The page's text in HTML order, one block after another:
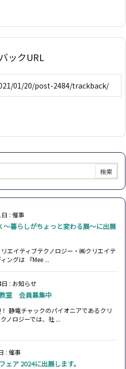
ックURL
: 催事
～暮らしがちょっと変わる展～に出展
エイティブテクノロジー・㈱クリエイテ
ングは 『Mee ...
: お知らせ
室 会員募集中
静電チャックのパイオニアであるクリ
ノロジーでは、社 ...
: 催事
ェア 2024に出展します。